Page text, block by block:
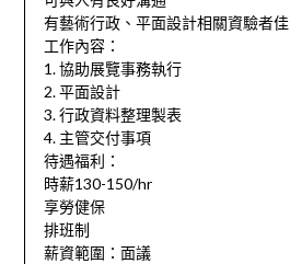
有藝術行政、平面設計相關資驗者佳
工作內容：
1. 協助展覽事務執行
2. 平面設計
3. 行政資料整理製表
4. 主管交付事項
待遇福利：
時薪130-150/hr
享勞健保
排班制
薪資範圍：面議